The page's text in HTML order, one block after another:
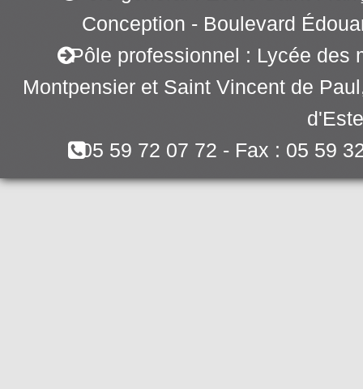
Conception - Boulevard
Pôle professionnel : Lycée des
Montpensier et Saint Vincent de
05 59 72 07 72 - Fax : 05 59